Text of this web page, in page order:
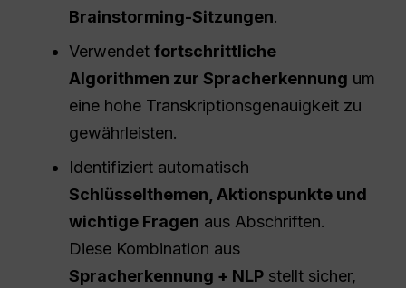
Brainstorming-Sitzungen.
Verwendetfortschrittliche
Algorithmen zur Spracherkennung um
eine hohe Transkriptionsgenauigkeit zu
gewährleisten.
Identifiziert automatisch
Schlüsselthemen, Aktionspunkte und
wichtige Fragen aus Abschriften.
Diese Kombination aus
Spracherkennung + NLP stellt sicher,